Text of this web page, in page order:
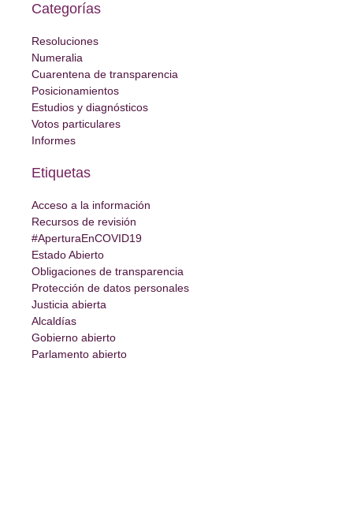
Categorías
Resoluciones
Numeralia
Cuarentena de transparencia
Posicionamientos
Estudios y diagnósticos
Votos particulares
Informes
Etiquetas
Acceso a la información
Recursos de revisión
#AperturaEnCOVID19
Estado Abierto
Obligaciones de transparencia
Protección de datos personales
Justicia abierta
Alcaldías
Gobierno abierto
Parlamento abierto